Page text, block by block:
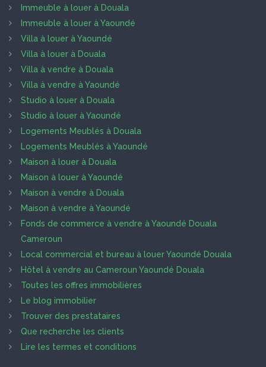
Immeuble à louer à Douala
Immeuble à louer à Yaoundé
Villa à louer à Yaoundé
Villa à louer à Douala
Villa à vendre à Douala
Villa à vendre à Yaoundé
Studio à louer à Douala
Studio à louer à Yaoundé
Logements Meublés à Douala
Logements Meublés à Yaoundé
Maison à louer à Douala
Maison à louer à Yaoundé
Maison à vendre à Douala
Maison à vendre à Yaoundé
Fonds de commerce à vendre à Yaoundé Douala
Cameroun
Local commercial et bureau à louer Yaoundé Douala
Hôtel à vendre au Cameroun Yaoundé Douala
Toutes les offres immobilières
Le blog immobilier
Trouver des prestataires
Que recherche les clients
Lire les termes et conditions